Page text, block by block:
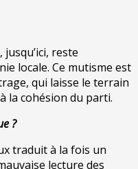
jusqu’ici, reste
locale. Ce mutisme est
qui laisse le terrain
la cohésion du parti.
?
traduit à la fois un
lecture des